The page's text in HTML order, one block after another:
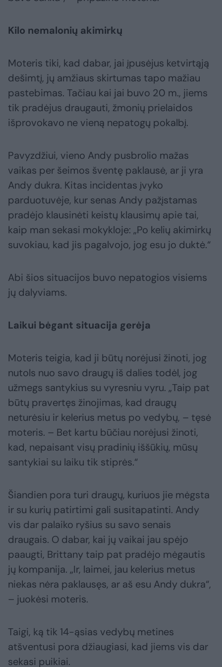
Kilo nemalonių akimirkų
Moteris tiki, kad dabar, jai įpusėjus ketvirtąją
dešimtį, jų amžiaus skirtumas tapo mažiau
pastebimas. Tačiau kai jai buvo 20 m., jiems
tik pradėjus draugauti, žmonių prielaidos
išprovokavo ne vieną nepatogų pokalbį.
Pavyzdžiui, vieno Andy pusbrolio mažas
vaikas per šeimos šventę paklausė, ar ji yra
Andy dukra. Kitas incidentas įvyko
parduotuvėje, kur senas Andy pažįstamas
pradėjo klausinėti keistų klausimų apie tai,
kaip man sekasi mokykloje: „Po kelių akimirkų
suvokiau, kad jis pagalvojo, jog esu jo duktė.“
Abi šios situacijos buvo nepatogios visiems
jų dalyviams.
Laikui bėgant situacija gerėja
Moteris teigia, kad ji būtų norėjusi žinoti, jog
nutols nuo savo draugų iš dalies todėl, jog
užmegs santykius su vyresniu vyru. „Taip pat
būtų pravertęs žinojimas, kad draugų
neturėsiu ir kelerius metus po vedybų, – tęsė
moteris. – Bet kartu būčiau norėjusi žinoti,
kad, nepaisant visų pradinių iššūkių, mūsų
santykiai su laiku tik stiprės.“
Šiandien pora turi draugų, kuriuos jie mėgsta
ir su kurių patirtimi gali susitapatinti. Andy
vis dar palaiko ryšius su savo senais
draugais. O dabar, kai jų vaikai jau spėjo
paaugti, Brittany taip pat pradėjo mėgautis
jų kompanija. „Ir, laimei, jau kelerius metus
niekas nėra paklausęs, ar aš esu Andy dukra“,
– juokėsi moteris.
Taigi, ką tik 14-ąsias vedybų metines
atšventusi pora džiaugiasi, kad jiems vis dar
sekasi puikiai.